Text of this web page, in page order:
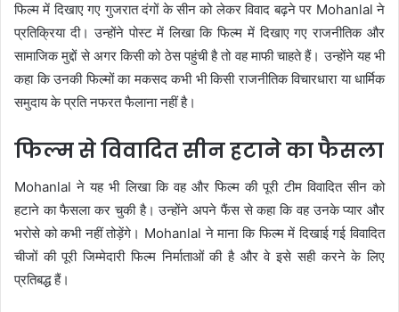
फिल्म में दिखाए गए गुजरात दंगों के सीन को लेकर विवाद बढ़ने पर Mohanlal ने
प्रतिक्रिया दी। उन्होंने पोस्ट में लिखा कि फिल्म में दिखाए गए राजनीतिक और
सामाजिक मुद्दों से अगर किसी को ठेस पहुंची है तो वह माफी चाहते हैं। उन्होंने यह भी
कहा कि उनकी फिल्मों का मकसद कभी भी किसी राजनीतिक विचारधारा या धार्मिक
समुदाय के प्रति नफरत फैलाना नहीं है।
फिल्म से विवादित सीन हटाने का फैसला
Mohanlal ने यह भी लिखा कि वह और फिल्म की पूरी टीम विवादित सीन को
हटाने का फैसला कर चुकी है। उन्होंने अपने फैंस से कहा कि वह उनके प्यार और
भरोसे को कभी नहीं तोड़ेंगे। Mohanlal ने माना कि फिल्म में दिखाई गई विवादित
चीजों की पूरी जिम्मेदारी फिल्म निर्माताओं की है और वे इसे सही करने के लिए
प्रतिबद्ध हैं।